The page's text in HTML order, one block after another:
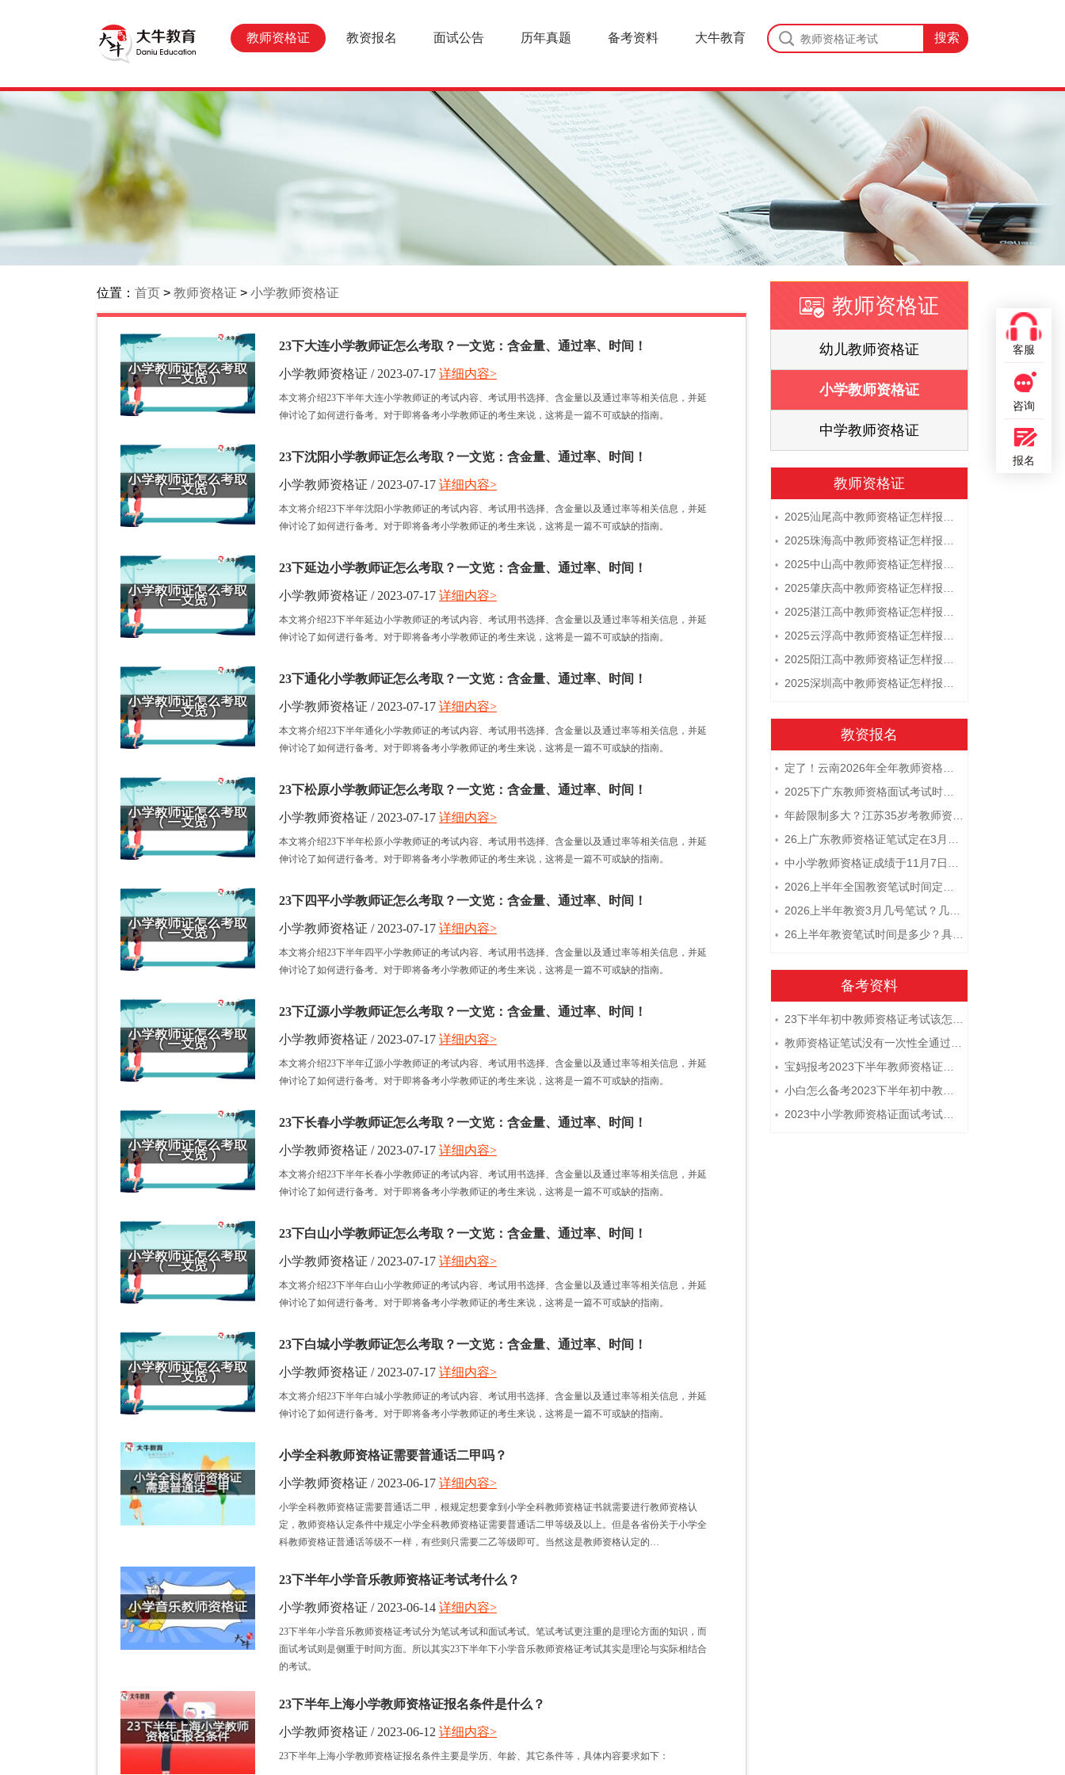
教师资格证 教资报名 面试公告 历年真题 备考资料 大牛教育
位置： 首页 > 教师资格证 > 小学教师资格证
23下大连小学教师证怎么考取？一文览：含金量、通过率、时间！
小学教师资格证 / 2023-07-17
本文将介绍23下半年大连小学教师证的考试内容、考试用书选择、含金量以及通过率等相关信息，并延
伸讨论了如何进行备考。对于即将备考小学教师证的考生来说，这将是一篇不可或缺的指南。
详细内容>
23下沈阳小学教师证怎么考取？一文览：含金量、通过率、时间！
小学教师资格证 / 2023-07-17
本文将介绍23下半年沈阳小学教师证的考试内容、考试用书选择、含金量以及通过率等相关信息，并延
伸讨论了如何进行备考。对于即将备考小学教师证的考生来说，这将是一篇不可或缺的指南。
详细内容>
23下延边小学教师证怎么考取？一文览：含金量、通过率、时间！
小学教师资格证 / 2023-07-17
本文将介绍23下半年延边小学教师证的考试内容、考试用书选择、含金量以及通过率等相关信息，并延
伸讨论了如何进行备考。对于即将备考小学教师证的考生来说，这将是一篇不可或缺的指南。
详细内容>
23下通化小学教师证怎么考取？一文览：含金量、通过率、时间！
小学教师资格证 / 2023-07-17
本文将介绍23下半年通化小学教师证的考试内容、考试用书选择、含金量以及通过率等相关信息，并延
伸讨论了如何进行备考。对于即将备考小学教师证的考生来说，这将是一篇不可或缺的指南。
详细内容>
23下松原小学教师证怎么考取？一文览：含金量、通过率、时间！
小学教师资格证 / 2023-07-17
本文将介绍23下半年松原小学教师证的考试内容、考试用书选择、含金量以及通过率等相关信息，并延
伸讨论了如何进行备考。对于即将备考小学教师证的考生来说，这将是一篇不可或缺的指南。
详细内容>
23下四平小学教师证怎么考取？一文览：含金量、通过率、时间！
小学教师资格证 / 2023-07-17
本文将介绍23下半年四平小学教师证的考试内容、考试用书选择、含金量以及通过率等相关信息，并延
伸讨论了如何进行备考。对于即将备考小学教师证的考生来说，这将是一篇不可或缺的指南。
详细内容>
23下辽源小学教师证怎么考取？一文览：含金量、通过率、时间！
小学教师资格证 / 2023-07-17
本文将介绍23下半年辽源小学教师证的考试内容、考试用书选择、含金量以及通过率等相关信息，并延
伸讨论了如何进行备考。对于即将备考小学教师证的考生来说，这将是一篇不可或缺的指南。
详细内容>
23下长春小学教师证怎么考取？一文览：含金量、通过率、时间！
小学教师资格证 / 2023-07-17
本文将介绍23下半年长春小学教师证的考试内容、考试用书选择、含金量以及通过率等相关信息，并延
伸讨论了如何进行备考。对于即将备考小学教师证的考生来说，这将是一篇不可或缺的指南。
详细内容>
23下白山小学教师证怎么考取？一文览：含金量、通过率、时间！
小学教师资格证 / 2023-07-17
本文将介绍23下半年白山小学教师证的考试内容、考试用书选择、含金量以及通过率等相关信息，并延
伸讨论了如何进行备考。对于即将备考小学教师证的考生来说，这将是一篇不可或缺的指南。
详细内容>
23下白城小学教师证怎么考取？一文览：含金量、通过率、时间！
小学教师资格证 / 2023-07-17
本文将介绍23下半年白城小学教师证的考试内容、考试用书选择、含金量以及通过率等相关信息，并延
伸讨论了如何进行备考。对于即将备考小学教师证的考生来说，这将是一篇不可或缺的指南。
详细内容>
小学全科教师资格证需要普通话二甲吗？
小学教师资格证 / 2023-06-17
小学全科教师资格证需要普通话二甲，根规定想要拿到小学全科教师资格证书就需要进行教师资格认
定，教师资格认定条件中规定小学全科教师资格证需要普通话二甲等级及以上。但是各省份关于小学全
科教师资格证普通话等级不一样，有些则只需要二乙等级即可。当然这是教师资格认定的…
详细内容>
23下半年小学音乐教师资格证考试考什么？
小学教师资格证 / 2023-06-14
23下半年小学音乐教师资格证考试分为笔试考试和面试考试。笔试考试更注重的是理论方面的知识，而
面试考试则是侧重于时间方面。所以其实23下半年下小学音乐教师资格证考试其实是理论与实际相结合
的考试。
详细内容>
23下半年上海小学教师资格证报名条件是什么？
小学教师资格证 / 2023-06-12
23下半年上海小学教师资格证报名条件主要是学历、年龄、其它条件等，具体内容要求如下：
详细内容>
教师资格证
幼儿教师资格证
幼儿教师资格证
小学教师资格证
小学教师资格证
中学教师资格证
教师资格证
• 2025汕尾高中教师资格证怎样报名 附流程
• 2025珠海高中教师资格证怎样报名 附流程
• 2025中山高中教师资格证怎样报名 附流程
• 2025肇庆高中教师资格证怎样报名 附流程
• 2025湛江高中教师资格证怎样报名 附流程
• 2025云浮高中教师资格证怎样报名 附流程
• 2025阳江高中教师资格证怎样报名 附流程
• 2025深圳高中教师资格证怎样报名 附流程
教资报名
• 定了！云南2026年全年教师资格证考试日程大公开！
• 2025下广东教师资格面试考试时间及科目内容（怎么考）
• 年龄限制多大？江苏35岁考教师资格证晚吗？
• 26上广东教师资格证笔试定在3月7日！附考试指南
• 中小学教师资格证成绩于11月7日10点查！
• 2026上半年全国教资笔试时间定档！
• 2026上半年教资3月几号笔试？几点开考
• 26上半年教资笔试时间是多少？具体安排表一览
备考资料
• 23下半年初中教师资格证考试该怎么复习？
• 教师资格证笔试没有一次性全通过下次需要重新报考吗？
• 宝妈报考2023下半年教师资格证需要报班备考吗？
• 小白怎么备考2023下半年初中教师资格证笔试？
• 2023中小学教师资格证面试考试注意事项
客服
咨询
报名